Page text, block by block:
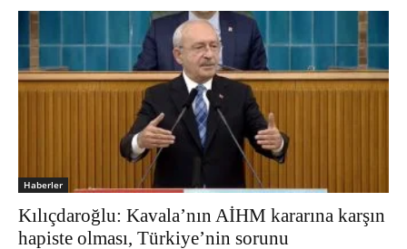
Haberler
Kılıçdaroğlu: Kavala’nın AİHM kararına karşın
hapiste olması, Türkiye’nin sorunu